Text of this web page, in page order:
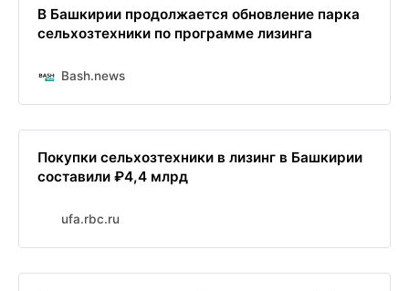
В Башкирии продолжается обновление парка
сельхозтехники по программе лизинга
Bash.news
Покупки сельхозтехники в лизинг в Башкирии
составили ₽4,4 млрд
ufa.rbc.ru